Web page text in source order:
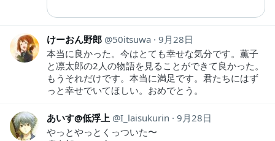
けーおん野郎 50itsuwa 9月28日
本当に良かった。今はとても幸せな気分です。薫子
と凛太郎の2人の物語を見ることができて良かった。
もうそれだけです。本当に満足です。君たちにはず
っと幸せでいてほしい。おめでとう。
あいす@低浮上 I_laisukurin
9月28日
やっとやっとくっついた〜